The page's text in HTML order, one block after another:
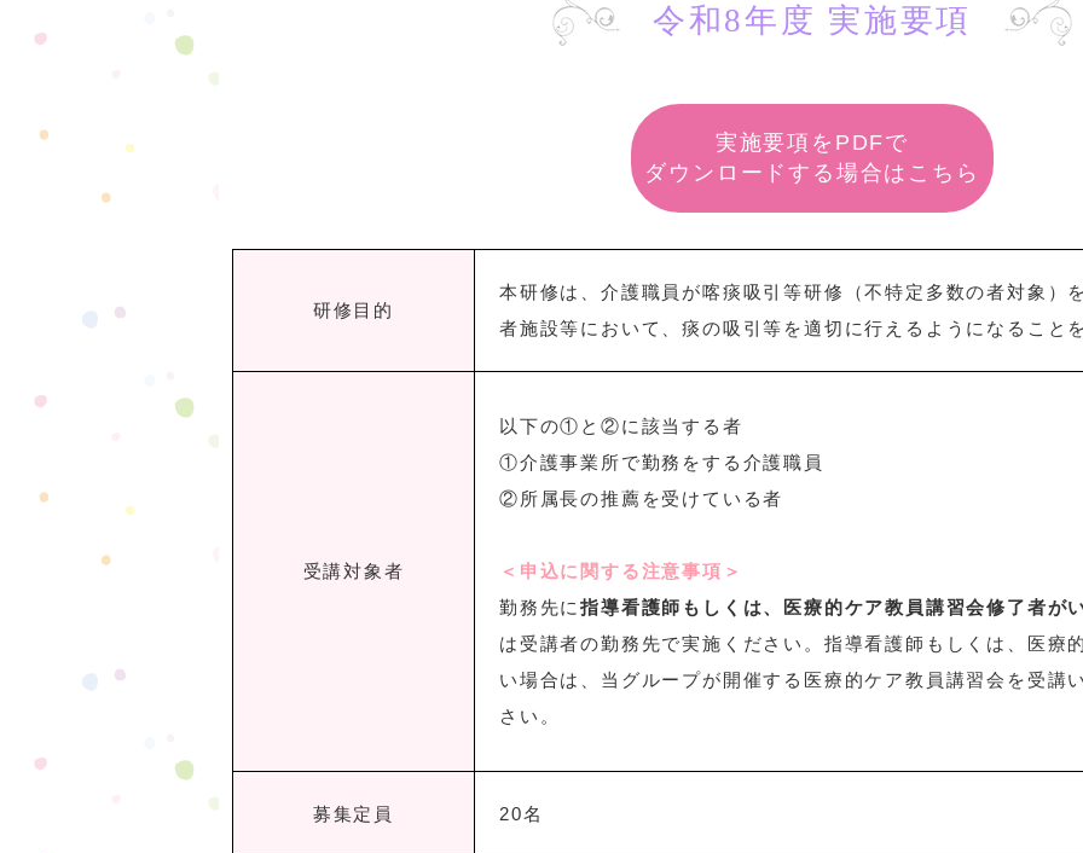
令和8年度 実施要項
実施要項をPDFで
ダウンロードする場合はこちら
研修目的
本研修は、介護職員が喀痰吸引等研修（不特定多数の者対象）
者施設等において、痰の吸引等を適切に行えるようになること
受講対象者
以下の①と②に該当する者
①介護事業所で勤務をする介護職員
②所属長の推薦を受けている者
＜申込に関する注意事項＞
勤務先に指導看護師もしくは、医療的ケア教員講習会修了者が
は受講者の勤務先で実施ください。指導看護師もしくは、医療
い場合は、当グループが開催する医療的ケア教員講習会を受講
さい。
募集定員 20名